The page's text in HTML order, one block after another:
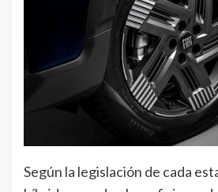
Según la legislación de cada